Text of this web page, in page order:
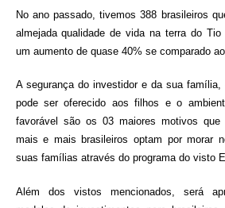
No ano passado, tivemos 388 brasileiros
almejada qualidade de vida na terra do
um aumento de quase 40% se comparado
A segurança do investidor e da sua
pode ser oferecido aos filhos e o
favorável são os 03 maiores motivos
mais e mais brasileiros optam por morar
suas famílias através do programa do visto
Além dos vistos mencionados, será